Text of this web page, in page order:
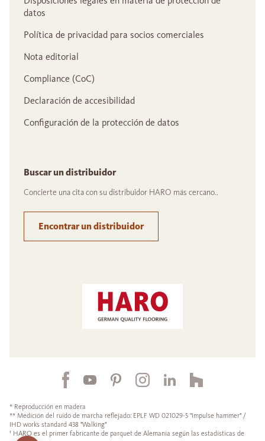
datos
Política de privacidad para socios comerciales
Nota editorial
Compliance (CoC)
Declaración de accesibilidad
Configuración de la protección de datos
Buscar un distribuidor
Concierte una cita con su distribuidor HARO más cercano..
Encontrar un distribuidor
* Reproducción en madera
** Medición del ruido de marcha reflejado: EPLF WD 021029-5 "Impulse hammer" /
IHD works standard 438 "Walking"
¹ HARO es el primer fabricante de parquet de Alemania según las estadísticas de